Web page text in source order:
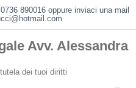
890016 oppure inviaci una mail
Avv. Alessandra
dei tuoi diritti